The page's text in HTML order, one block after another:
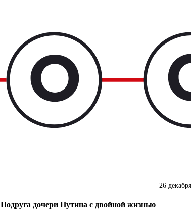
26
Подруга дочери Путина с двойной жизнью